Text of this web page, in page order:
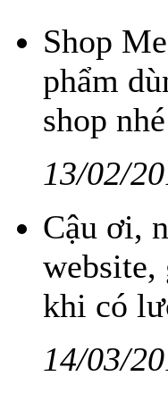
Shop
phẩm
shop
13/02/
Cậu ơi,
website,
khi có
14/03/